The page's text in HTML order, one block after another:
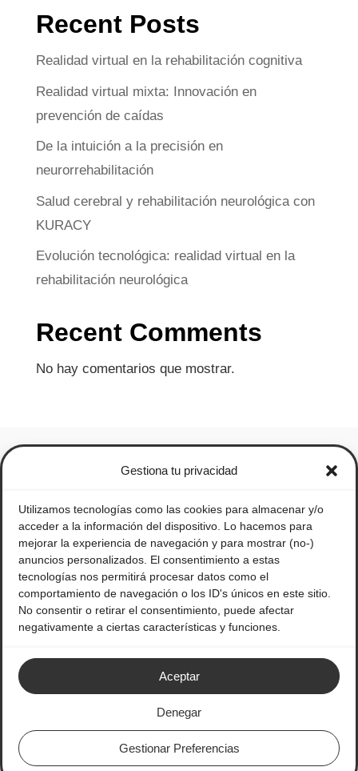
Gestiona tu privacidad
Utilizamos tecnologías como las cookies para almacenar y/o
acceder a la información del dispositivo. Lo hacemos para
mejorar la experiencia de navegación y para mostrar (no-)
anuncios personalizados. El consentimiento a estas
tecnologías nos permitirá procesar datos como el
comportamiento de navegación o los ID's únicos en este sitio.
No consentir o retirar el consentimiento, puede afectar
negativamente a ciertas características y funciones.
Aceptar
Denegar
Gestionar Preferencias
Recent Posts
Realidad virtual en la rehabilitación cognitiva
Realidad virtual mixta: Innovación en
prevención de caídas
De la intuición a la precisión en
neurorrehabilitación
Salud cerebral y rehabilitación neurológica con
KURACY
Evolución tecnológica: realidad virtual en la
rehabilitación neurológica
Recent Comments
No hay comentarios que mostrar.